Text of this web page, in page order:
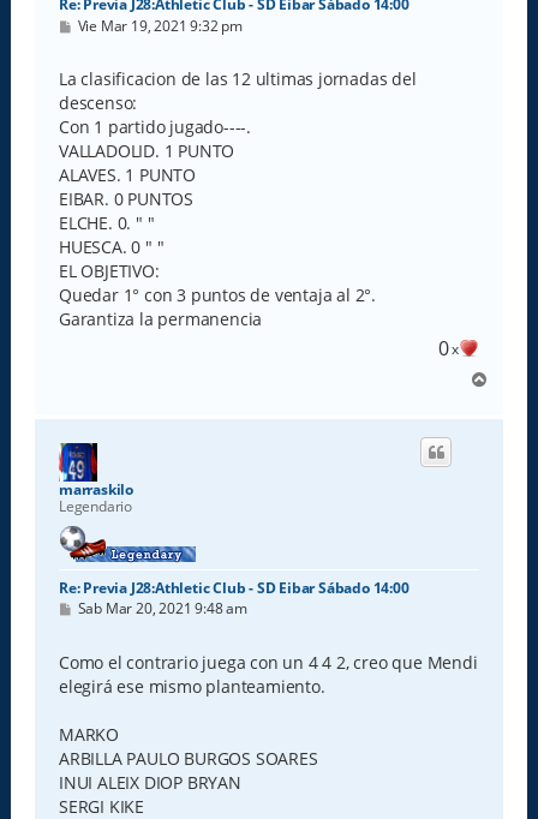
Re: Previa J28:Athletic Club - SD Eibar Sábado 14:00
M
s
a
j
e
Vie Mar 19, 2021 9:32 pm
La clasificacion de las 12 ultimas jornadas del
descenso:
Con 1 partido jugado----.
VALLADOLID. 1 PUNTO
ALAVES. 1 PUNTO
EIBAR. 0 PUNTOS
ELCHE. 0. " "
HUESCA. 0 " "
EL OBJETIVO:
Quedar 1° con 3 puntos de ventaja al 2°.
Garantiza la permanencia
0x
r
marraskilo
Legendario
Re: Previa J28:Athletic Club - SD Eibar Sábado 14:00
M
s
a
j
Sab Mar 20, 2021 9:48 am
Como el contrario juega con un 4 4 2, creo que Mendi
elegirá ese mismo planteamiento.
MARKO
ARBILLA PAULO BURGOS SOARES
INUI ALEIX DIOP BRYAN
SERGI KIKE